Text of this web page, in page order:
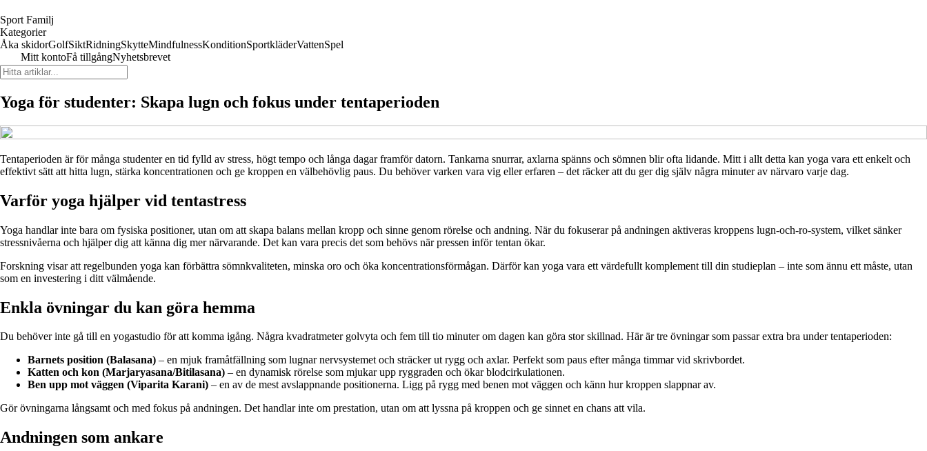
Sport Familj
Kategorier
Åka skidorGolfSiktRidningSkytteMindfulnessKonditionSportkläderVattenSpel
Mitt kontoFå tillgångNyhetsbrevet
Yoga för studenter: Skapa lugn och fokus under tentaperioden
Tentaperioden är för många studenter en tid fylld av stress, högt tempo och långa dagar framför datorn. Tankarna snurrar, axlarna spänns och sömnen blir ofta lidande. Mitt i allt detta kan yoga vara ett enkelt och
effektivt sätt att hitta lugn, stärka koncentrationen och ge kroppen en välbehövlig paus. Du behöver varken vara vig eller erfaren – det räcker att du ger dig själv några minuter av närvaro varje dag.
Varför yoga hjälper vid tentastress
Yoga handlar inte bara om fysiska positioner, utan om att skapa balans mellan kropp och sinne genom rörelse och andning. När du fokuserar på andningen aktiveras kroppens lugn-och-ro-system, vilket sänker
stressnivåerna och hjälper dig att känna dig mer närvarande. Det kan vara precis det som behövs när pressen inför tentan ökar.
Forskning visar att regelbunden yoga kan förbättra sömnkvaliteten, minska oro och öka koncentrationsförmågan. Därför kan yoga vara ett värdefullt komplement till din studieplan – inte som ännu ett måste, utan
som en investering i ditt välmående.
Enkla övningar du kan göra hemma
Du behöver inte gå till en yogastudio för att komma igång. Några kvadratmeter golvyta och fem till tio minuter om dagen kan göra stor skillnad. Här är tre övningar som passar extra bra under tentaperioden:
Barnets position (Balasana) – en mjuk framåtfällning som lugnar nervsystemet och sträcker ut rygg och axlar. Perfekt som paus efter många timmar vid skrivbordet.
Katten och kon (Marjaryasana/Bitilasana) – en dynamisk rörelse som mjukar upp ryggraden och ökar blodcirkulationen.
Ben upp mot väggen (Viparita Karani) – en av de mest avslappnande positionerna. Ligg på rygg med benen mot väggen och känn hur kroppen slappnar av.
Gör övningarna långsamt och med fokus på andningen. Det handlar inte om prestation, utan om att lyssna på kroppen och ge sinnet en chans att vila.
Andningen som ankare